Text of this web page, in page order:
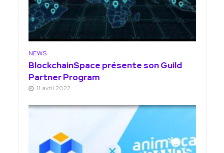
NEWS
BlockchainSpace présente son Guild
Partner Program
11 avril 2022